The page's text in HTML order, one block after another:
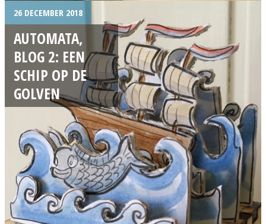
26 DECEMBER 2018
AUTOMATA,
BLOG 2: EEN
SCHIP OP DE
GOLVEN